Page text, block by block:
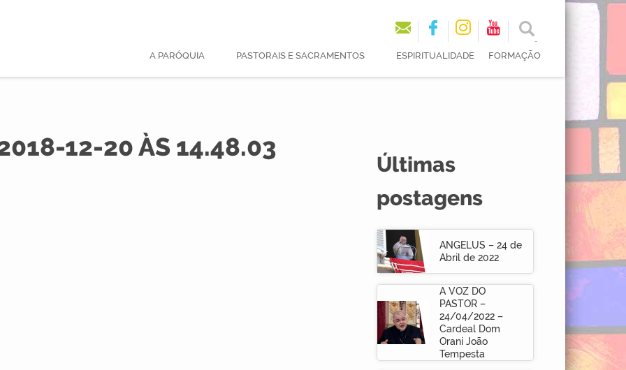
A PARÓQUIA PASTORAIS E SACRAMENTOS ESPIRITUALIDADE FORMAÇÃO
12-20 ÀS 14.48.03
Últimas
postagens
ANGELUS – 24 de
Abril de 2022
A VOZ DO
PASTOR –
24/04/2022 –
Cardeal Dom
Orani João
Tempesta